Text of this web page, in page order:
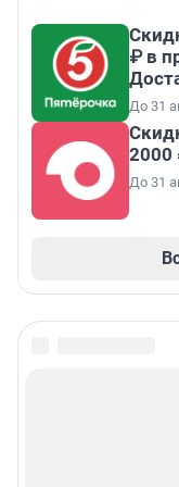
₽ в
До 31
2000
До 31